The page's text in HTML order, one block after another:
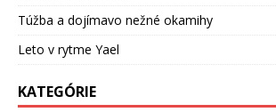
Túžba a dojímavo nežné okamihy
Leto v rytme Yael
KATEGÓRIE